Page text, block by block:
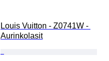
Louis Vuitton - Z0741W -
Aurinkolasit